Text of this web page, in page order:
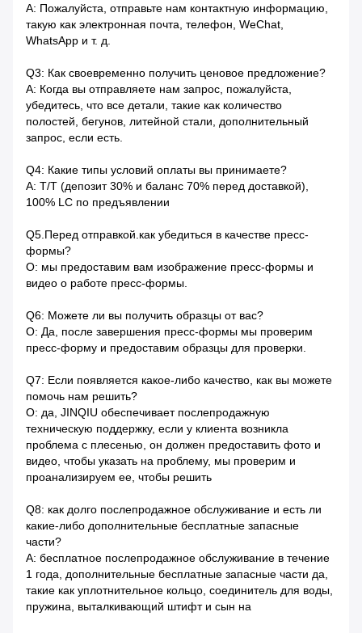
A: Пожалуйста, отправьте нам контактную информацию,
такую ​​как электронная почта, телефон, WeChat,
WhatsApp и т. д.
Q3: Как своевременно получить ценовое предложение?
A: Когда вы отправляете нам запрос, пожалуйста,
убедитесь, что все детали, такие как количество
полостей, бегунов, литейной стали, дополнительный
запрос, если есть.
Q4: Какие типы условий оплаты вы принимаете?
A: T/T (депозит 30% и баланс 70% перед доставкой),
100% LC по предъявлении
Q5.Перед отправкой.как убедиться в качестве пресс-
формы?
О: мы предоставим вам изображение пресс-формы и
видео о работе пресс-формы.
Q6: Можете ли вы получить образцы от вас?
О: Да, после завершения пресс-формы мы проверим
пресс-форму и предоставим образцы для проверки.
Q7: Если появляется какое-либо качество, как вы можете
помочь нам решить?
О: да, JINQIU обеспечивает послепродажную
техническую поддержку, если у клиента возникла
проблема с плесенью, он должен предоставить фото и
видео, чтобы указать на проблему, мы проверим и
проанализируем ее, чтобы решить
Q8: как долго послепродажное обслуживание и есть ли
какие-либо дополнительные бесплатные запасные
части?
A: бесплатное послепродажное обслуживание в течение
1 года, дополнительные бесплатные запасные части да,
такие как уплотнительное кольцо, соединитель для воды,
пружина, выталкивающий штифт и сын на